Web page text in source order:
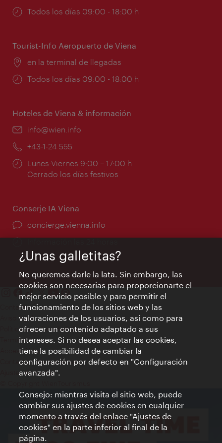
Horarios
Todos los días 09:00 - 18:00 h
Tourist-Info Aeropuerto de Viena
Lugar:
en la terminal de llegadas
Horarios
Todos los días 09:00 - 18:00 h
Hoteles de Viena & información
e-
info@wien.info
Teléfono:
+43-1-24 555
Horarios
de
Lunes-Viernes 9:00 – 17:00 h
Cerrado los días festivos
Conserje IA Viena
concierge.vienna.info
Contacto
Aviso legal
Política de privacidad de datos
Terms of Use
Accesibilidad
Contacto para la prensa
Ajustes de cookie
¿Unas galletitas?
No queremos darle la lata. Sin embargo, las
cookies son necesarias para proporcionarte el
mejor servicio posible y para permitir el
funcionamiento de los sitios web y las
valoraciones de los usuarios, así como para
ofrecer un contenido adaptado a sus
intereses. Si no desea aceptar las cookies,
tiene la posibilidad de cambiar la
configuración por defecto en "Configuración
avanzada".
Consejo: mientras visita el sitio web, puede
cambiar sus ajustes de cookies en cualquier
momento a través del enlace "Ajustes de
cookies" en la parte inferior al final de la
página.